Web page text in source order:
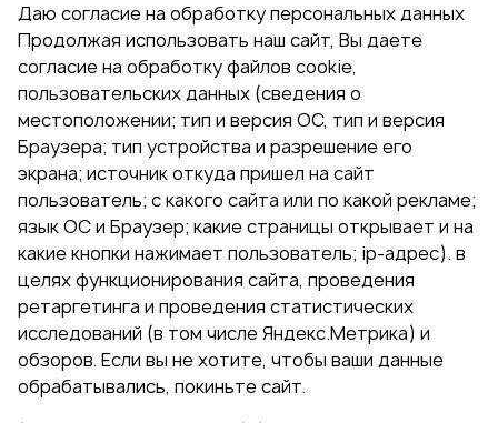
Даю согласие на обработку персональных данных
Продолжая использовать наш сайт, Вы даете
согласие на обработку файлов cookie,
пользовательских данных (сведения о
местоположении; тип и версия ОС, тип и версия
Браузера; тип устройства и разрешение его
экрана; источник откуда пришел на сайт
пользователь; с какого сайта или по какой рекламе;
язык ОС и Браузер; какие страницы открывает и на
какие кнопки нажимает пользователь; ip-адрес). в
целях функционирования сайта, проведения
ретаргетинга и проведения статистических
исследований (в том числе Яндекс.Метрика) и
обзоров. Если вы не хотите, чтобы ваши данные
обрабатывались, покиньте сайт.